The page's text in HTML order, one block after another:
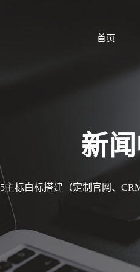
首页
新
主标白标搭建（定制官网、